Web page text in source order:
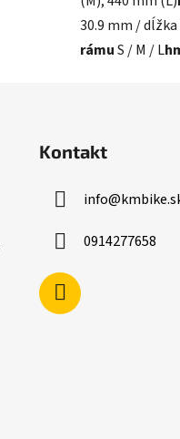
30.9 mm /
rámuS / M / L
Kontakt
info@
0914277658